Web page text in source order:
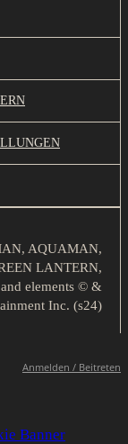
AQUAMAN,
LANTERN,
elements © &
Inc. (s24)
Anmelden / Beitreten
Banner